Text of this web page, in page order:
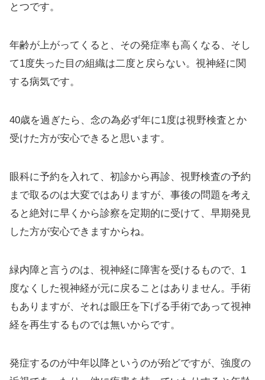
とつです。
年齢が上がってくると、その発症率も高くなる、そし
て1度失った目の組織は二度と戻らない。視神経に関
する病気です。
40歳を過ぎたら、念の為必ず年に1度は視野検査とか
受けた方が安心できると思います。
眼科に予約を入れて、初診から再診、視野検査の予約
まで取るのは大変ではありますが、事後の問題を考え
ると絶対に早くから診察を定期的に受けて、早期発見
した方が安心できますからね。
緑内障と言うのは、視神経に障害を受けるもので、1
度なくした視神経が元に戻ることはありません。手術
もありますが、それは眼圧を下げる手術であって視神
経を再生するものでは無いからです。
発症するのが中年以降というのが殆どですが、強度の